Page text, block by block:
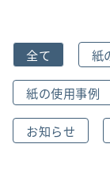
会社案内
事業内容
全て 紙
紙の使用事例
お知らせ